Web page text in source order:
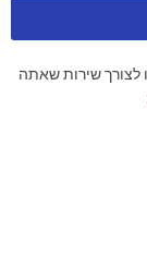
לצורך שירות שאתה